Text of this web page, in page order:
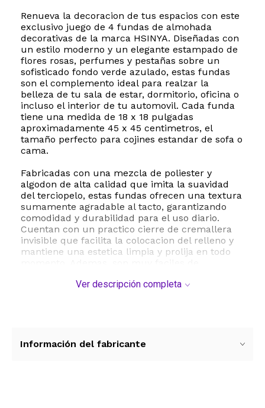
Renueva la decoracion de tus espacios con este
exclusivo juego de 4 fundas de almohada
decorativas de la marca HSINYA. Diseñadas con
un estilo moderno y un elegante estampado de
flores rosas, perfumes y pestañas sobre un
sofisticado fondo verde azulado, estas fundas
son el complemento ideal para realzar la
belleza de tu sala de estar, dormitorio, oficina o
incluso el interior de tu automovil. Cada funda
tiene una medida de 18 x 18 pulgadas
aproximadamente 45 x 45 centimetros, el
tamaño perfecto para cojines estandar de sofa o
cama.
Fabricadas con una mezcla de poliester y
algodon de alta calidad que imita la suavidad
del terciopelo, estas fundas ofrecen una textura
sumamente agradable al tacto, garantizando
comodidad y durabilidad para el uso diario.
Cuentan con un practico cierre de cremallera
invisible que facilita la colocacion del relleno y
mantiene una estetica limpia y prolija en todo
maquina, lo que te permitira conservarlas
Ver descripción completa
Información del fabricante